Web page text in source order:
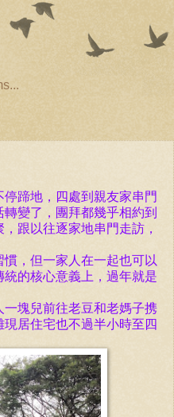
蹄地，四處到親友家串門
轉變了，團拜都幾乎相約到
跟以往逐家地串門走訪，
，但一家人在一起也可以
的核心意義上，過年就是
塊兒前往老豆和老媽子携
現居住宅也不過半小時至四